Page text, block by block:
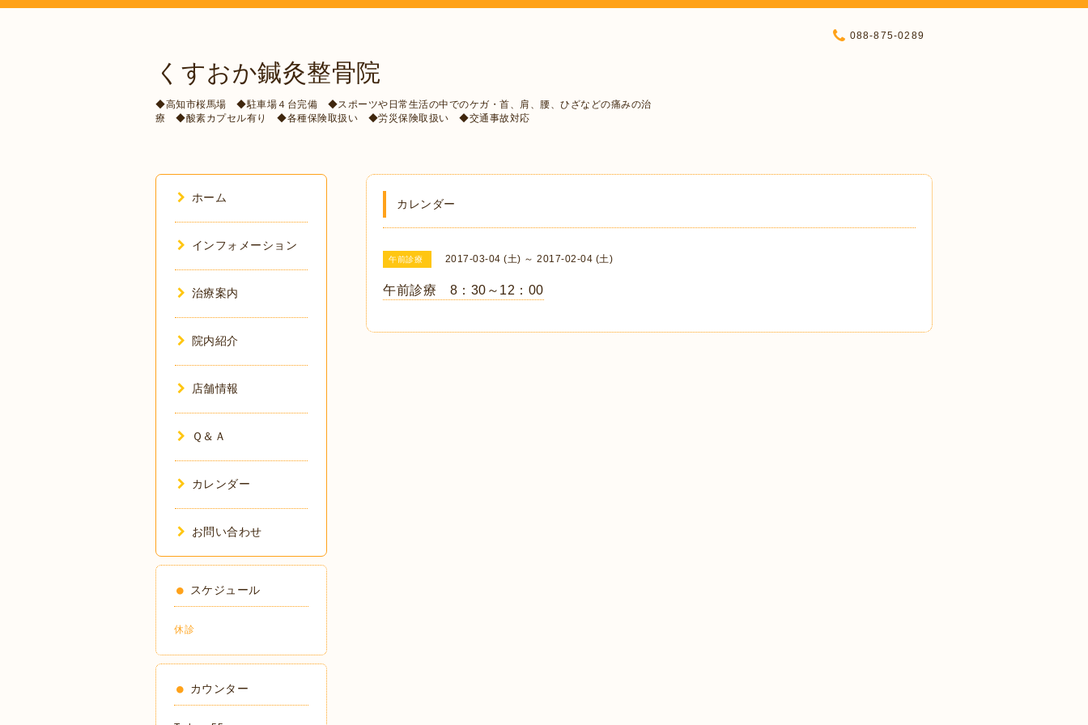
くすおか鍼灸整骨院
◆高知市桜馬場 ◆駐車場４台完備 ◆スポーツや日常生活の中でのケガ・首、肩、腰、ひざなどの痛みの治
療 ◆酸素カプセル有り ◆各種保険取扱い ◆労災保険取扱い ◆交通事故対応
088-875-0289
カレンダー
午前診療 2017-03-04 (土) ～ 2017-02-04 (土)
午前診療 8：30～12：00
ホーム
インフォメーション
治療案内
院内紹介
店舗情報
Ｑ＆Ａ
カレンダー
お問い合わせ
スケジュール
休診
カウンター